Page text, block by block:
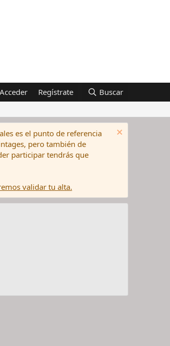
Acceder Regístrate Buscar
es el punto de referencia
pero también de
participar tendrás que
validar tu alta.